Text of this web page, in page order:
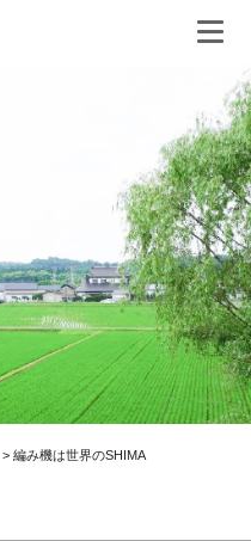
>編み機は世界のSHIMA